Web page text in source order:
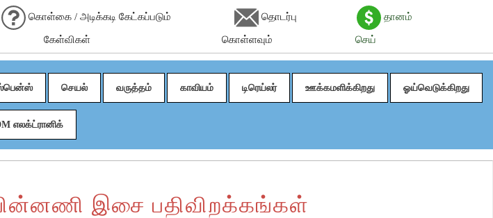
கொள்கை / அடிக்கடி கேட்கப்படும்
கேள்விகள்
தொடர்பு
கொள்ளவும்
தானம்
செய்
செயல் வருத்தம் காவியம் டிரெய்லர் ஊக்கமளிக்கிறது ஓய்வெடுக்கிறது
எலக்ட்ரானிக்
இசை பதிவிறக்கங்கள்